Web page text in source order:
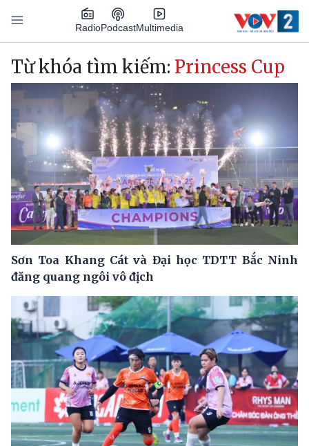
Nhảy đến nội dung
RadioPodcastMultimedia
Main navigation
Từ khóa tìm kiếm: Princess Cup
Sơn Toa Khang Cát và Đại học TDTT Bắc Ninh
đăng quang ngôi vô địch